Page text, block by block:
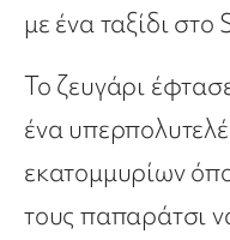
με ένα ταξίδι
Το ζευγάρι
ένα
εκατομμυρίων
τους παπαράτσι